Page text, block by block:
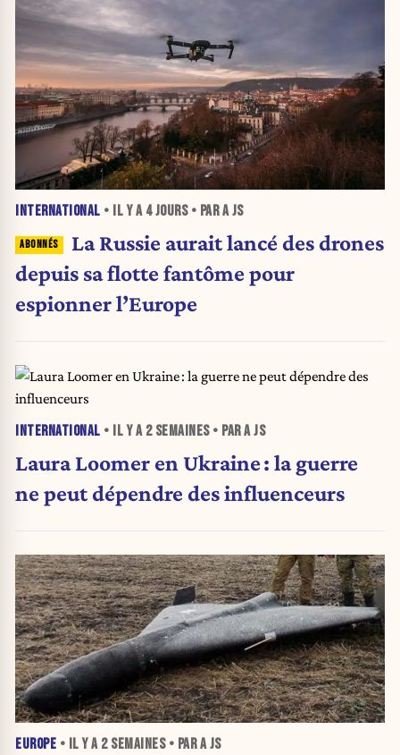
INTERNATIONAL • IL Y A 4 JOURS• PAR A JS
La Russie aurait lancé des drones
depuis sa flotte fantôme pour
espionner l’Europe
INTERNATIONAL • IL Y A 2 SEMAINES• PAR A JS
Laura Loomer en Ukraine : la guerre
ne peut dépendre des influenceurs
EUROPE • IL Y A 2 SEMAINES• PAR A JS